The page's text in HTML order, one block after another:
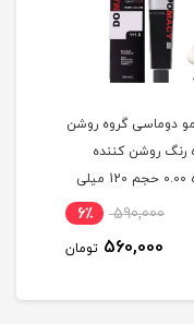
دوماسی گروه روشن
رنگ روشن کننده
شماره 0.00 حجم 120 میلی
590,000 6٪
560,000 تومان